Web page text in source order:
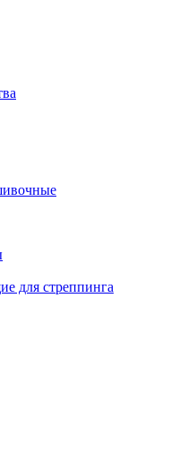
для стреппинга